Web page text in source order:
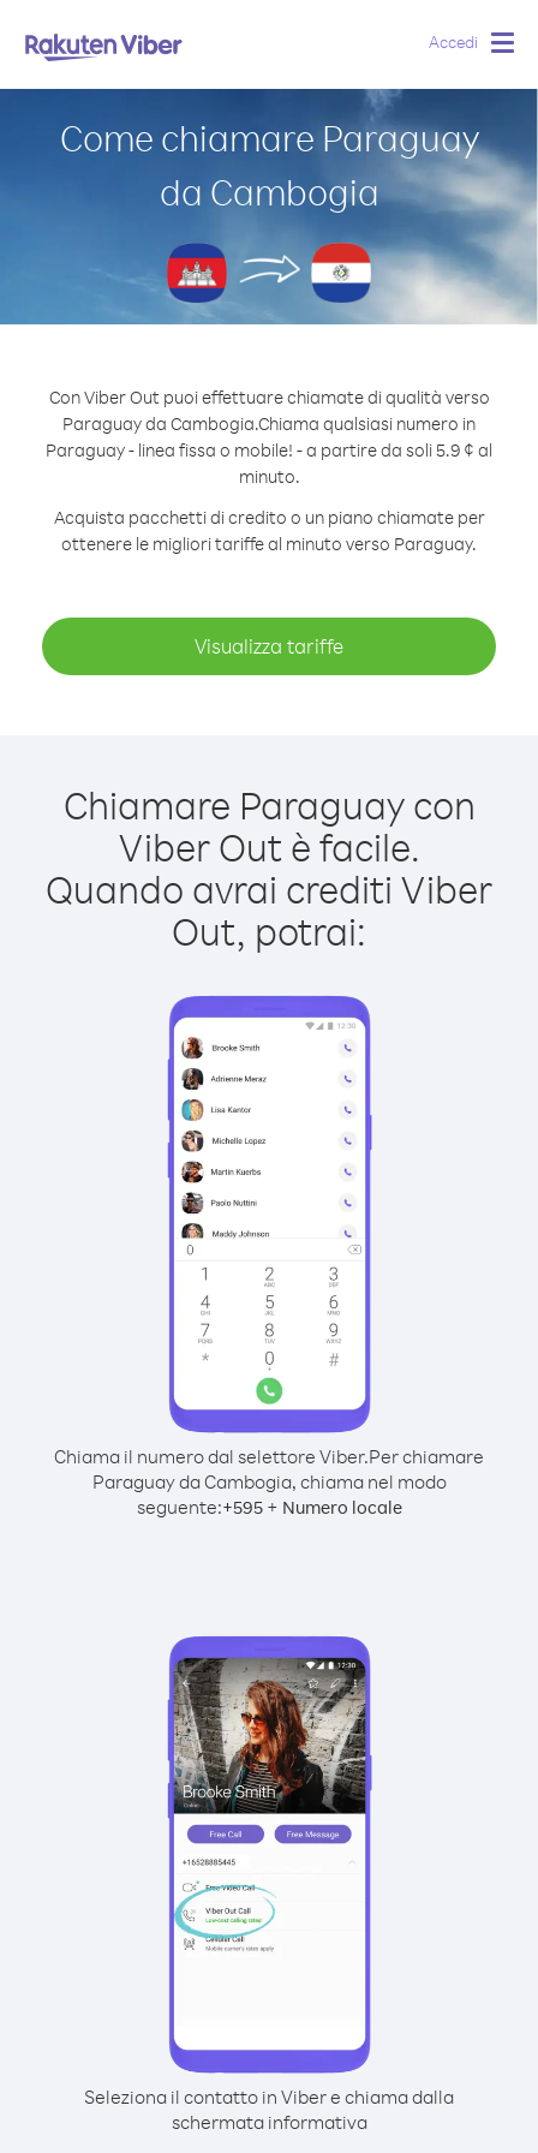
Accedi
Come chiamare Paraguay
da Cambogia
Con Viber Out puoi effettuare chiamate di qualità verso
Paraguay da Cambogia.Chiama qualsiasi numero in
Paraguay - linea fissa o mobile! - a partire da soli 5.9 ¢ al
minuto.
Acquista pacchetti di credito o un piano chiamate per
ottenere le migliori tariffe al minuto verso Paraguay.
Visualizza tariffe
Chiamare Paraguay con
Viber Out è facile.
Quando avrai crediti Viber
Out, potrai:
Chiama il numero dal selettore Viber.Per chiamare
Paraguay da Cambogia, chiama nel modo
seguente:+595+ Numero locale
Seleziona il contatto in Viber e chiama dalla
schermata informativa